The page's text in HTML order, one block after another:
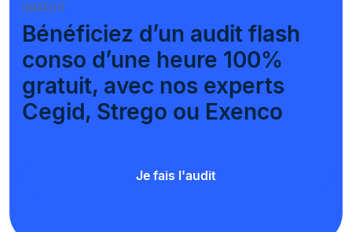
GRATUIT
Bénéficiez d’un audit flash
conso d’une heure 100%
gratuit, avec nos experts
Cegid, Strego ou Exenco
Je fais l'audit